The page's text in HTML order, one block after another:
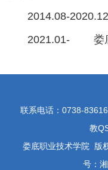
2014.08-
2021.01- 娄底
联系电话：0738-
教
娄底职业技术学院
号：